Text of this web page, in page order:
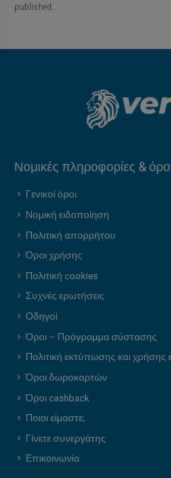
published.
Νομικές πληροφορίες &
Γενικοί όροι
Νομική ειδοποίηση
Πολιτική απορρήτου
Όροι χρήσης
Πολιτική cookies
Συχνές ερωτήσεις
Οδηγοί
Όροι – Πρόγραμμα σύστασης
Πολιτική εκτύπωσης και χρήσης
Όροι δωροκαρτών
Όροι cashback
Ποιοι είμαστε;
Γίνετε συνεργάτης
Επικοινωνία